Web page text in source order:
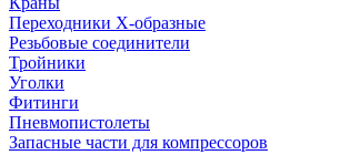
Переходники Х-образные
Резьбовые соединители
Тройники
Уголки
Фитинги
Пневмопистолеты
Запасные части для компрессоров